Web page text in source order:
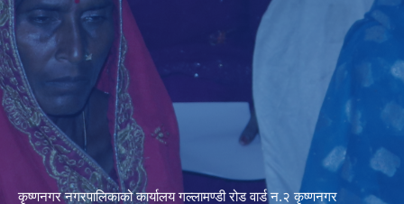
कृष्णनगर नगरपालिकाको कार्यालय गल्लामण्डी रोड वार्ड न.२ कृष्णनगर